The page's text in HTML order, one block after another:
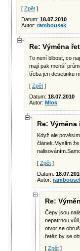
[ Zpět ]
Datum: 18.07.2010
Autor: rambousek
Re: Výměna
To není blbost, co
mají pak menší
třeba jen desetinku
[ Zpět ]
Datum: 18.07.2010
Autor: Mlok
Re:
Když ale
článek.Myslím
[ Zpět ]
Datum:
Autor:
Re:
Čepy jsou
nepatrnou
otvor se
řetěz by se
[ Zpět ]